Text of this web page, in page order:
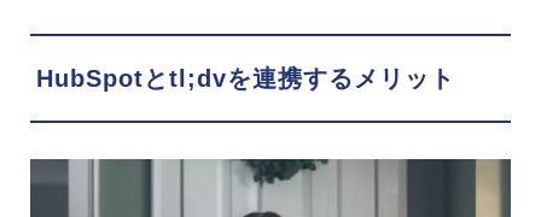
HubSpotとtl;dvを連携するメリット